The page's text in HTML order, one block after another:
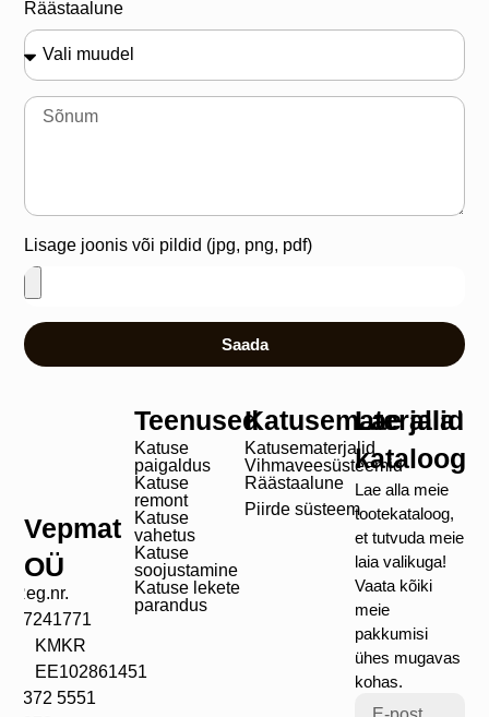
Räästaalune
Lisage joonis või pildid (jpg, png, pdf)
Saada
Vepmat
OÜ
Reg.nr.
17241771
KMKR
EE102861451
+372 5551
Teenused
Katuse
paigaldus
Katuse
remont
Katuse
vahetus
Katuse
soojustamine
Katuse lekete
parandus
Katusematerjalid
Katusematerjalid
Vihmaveesüsteemid
Räästaalune
Piirde süsteem
Lae alla
kataloog
Lae alla meie
tootekataloog,
et tutvuda meie
laia valikuga!
Vaata kõiki
meie
pakkumisi
ühes mugavas
kohas.